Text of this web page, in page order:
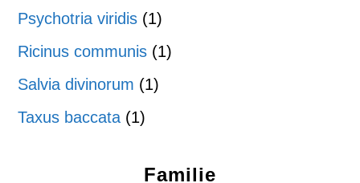
Psychotria viridis (1)
Ricinus communis (1)
Salvia divinorum (1)
Taxus baccata (1)
Familie